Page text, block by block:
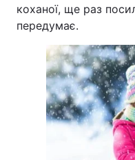
коханої, ще раз
передумає.